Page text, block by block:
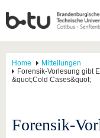
Home
Mitteilungen
Forensik-Vorlesung gibt
&quot;Cold Cases&quot;
Forensik-